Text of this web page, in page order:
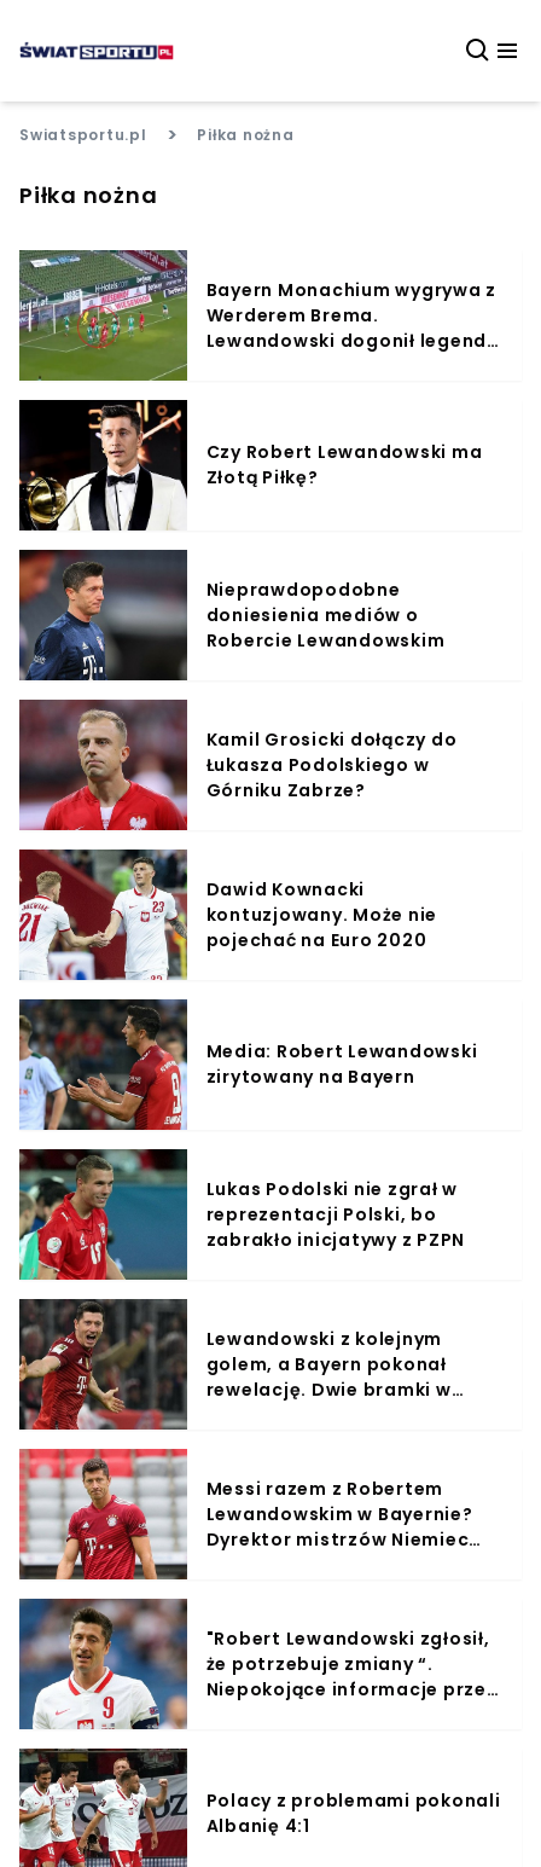
Swiatsportu.pl > Piłka nożna
Piłka nożna
Bayern Monachium wygrywa z
Werderem Brema.
Lewandowski dogonił legendę
Czy Robert Lewandowski ma
Złotą Piłkę?
Nieprawdopodobne
doniesienia mediów o
Robercie Lewandowskim
Kamil Grosicki dołączy do
Łukasza Podolskiego w
Górniku Zabrze?
Dawid Kownacki
kontuzjowany. Może nie
pojechać na Euro 2020
Media: Robert Lewandowski
zirytowany na Bayern
Lukas Podolski nie zgrał w
reprezentacji Polski, bo
zabrakło inicjatywy z PZPN
Lewandowski z kolejnym
golem, a Bayern pokonał
rewelację. Dwie bramki w
Messi razem z Robertem
Lewandowskim w Bayernie?
Dyrektor mistrzów Niemiec
"Robert Lewandowski zgłosił,
że potrzebuje zmiany “.
Niepokojące informacje przed
Polacy z problemami pokonali
Albanię 4:1